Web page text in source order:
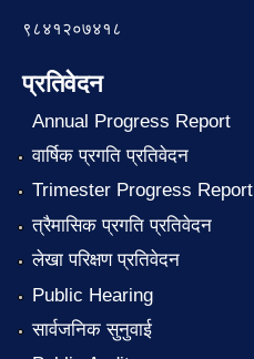
९८४१२०७४१८
प्रतिवेदन
Annual Progress Report
वार्षिक प्रगति प्रतिवेदन
Trimester Progress Report
त्रैमासिक प्रगति प्रतिवेदन
लेखा परिक्षण प्रतिवेदन
Public Hearing
सार्वजनिक सुनुवाई